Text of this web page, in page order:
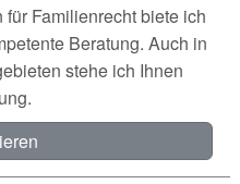
Familienrecht biete ich
Beratung. Auch in
stehe ich Ihnen